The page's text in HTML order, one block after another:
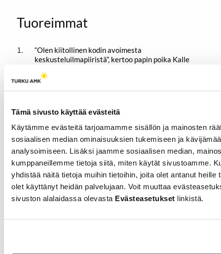
Tämä sivusto käyttää evästeitä
Käytämme evästeitä tarjoamamme sisällön ja mainosten
sosiaalisen median ominaisuuksien tukemiseen ja
analysoimiseen. Lisäksi jaamme sosiaalisen median,
kumppaneillemme tietoja siitä, miten käytät sivustoamme.
yhdistää näitä tietoja muihin tietoihin, joita olet antanut heille
olet käyttänyt heidän palvelujaan. Voit muuttaa
sivuston alalaidassa olevasta Evästeasetukset linkistä.
Tuoreimmat
“Olen kiitollinen kodin avoimesta
keskusteluilmapiiristä”, kertoo papin poika Kalle
18.05.2026
14.05.2026 Podcastit
Turun Pietari-seura harkitsee nimenvaihtoa
parantaakseen imagoaan
13.05.2026 Podcastit
Euroopan keskuspankki ja korot alle kahdessa
minuutissa
13.05.2026 Podcastit